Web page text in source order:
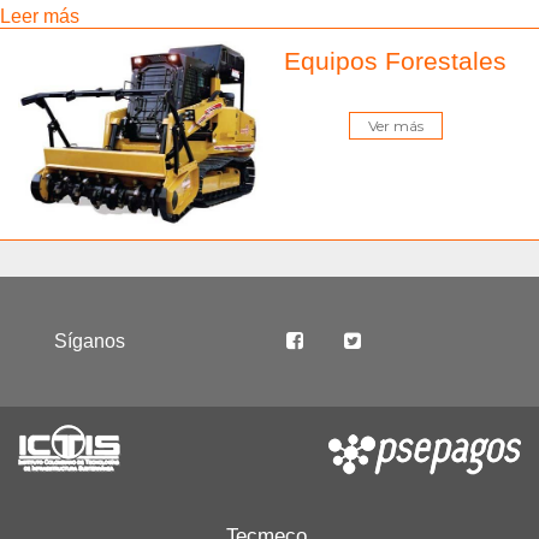
Leer más
Equipos Forestales
Ver más
Síganos
actualizar, rectificar mis datos personales,
solicitar prueba de la autorización otorgada, ser
informado sobre el uso dado a los mismos,
presentar quejas ante la SIC por infracción a la
ley, revocar la autorización y/o solicitar la
supresión de mis datos cuando sea procedente
y acceder en forma gratuita a los mismos.
Estos derechos se podrán ejercer mediante
solicitud escrita al correo
electrónico:info@tecmeco.como radicando su
demás normas concordantes.
La política de tratamiento y protección de datos,